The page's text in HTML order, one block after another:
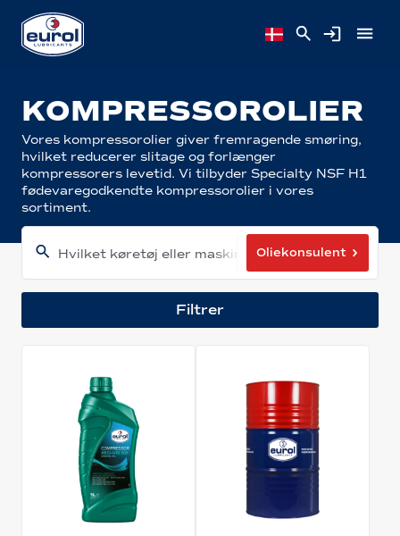
KOMPRESSOROLIER
Vores kompressorolier giver fremragende smøring,
hvilket reducerer slitage og forlænger
kompressorers levetid. Vi tilbyder Specialty NSF H1
fødevaregodkendte kompressorolier i vores
sortiment.
Hvilket køretøj eller maskine har du?
Oliekonsulent
Filtrer